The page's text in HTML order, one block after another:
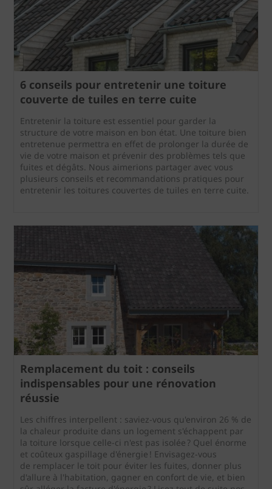
6 conseils pour entretenir une toiture
couverte de tuiles en terre cuite
Entretenir la toiture est essentiel pour garder la
structure de votre maison en bon état. Une toiture bien
entretenue permettra en effet de prolonger la durée de
vie de votre maison et prévenir des problèmes tels que
fuites et dégâts. Nous aimerions partager avec vous
plusieurs conseils et recommandations pratiques pour
entretenir les toitures couvertes de tuiles en terre cuite.
Remplacement du toit : conseils
indispensables pour une rénovation
réussie
Les chiffres interpellent : saviez-vous qu'environ 26 % de
la chaleur produite dans un logement s'échappent par
la toiture lorsque celle-ci n'est pas isolée ? Quel énorme
et coûteux gaspillage d'énergie ! Envisagez-vous
de remplacer le toit pour éviter les fuites, donner plus
d'allure à l'habitation, gagner en confort de vie, et bien